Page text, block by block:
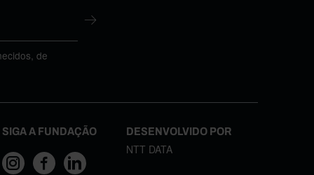
de
SIGA A FUNDAÇÃO DESENVOLVIDO POR
NTT DATA